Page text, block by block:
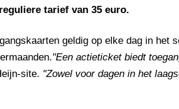
tarief van 35 euro.
geldig op elke dag in het
"Een actieticket biedt
site. "Zowel voor dagen in het